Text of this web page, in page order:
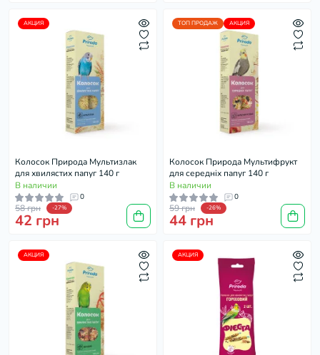
АКЦИЯ
Колосок Природа Мультизлак
для хвилястих папуг 140 г
В наличии
0
58 грн -27%
42 грн
ТОП ПРОДАЖ АКЦИЯ
Колосок Природа Мультифрукт
для середніх папуг 140 г
В наличии
0
59 грн -26%
44 грн
АКЦИЯ АКЦИЯ